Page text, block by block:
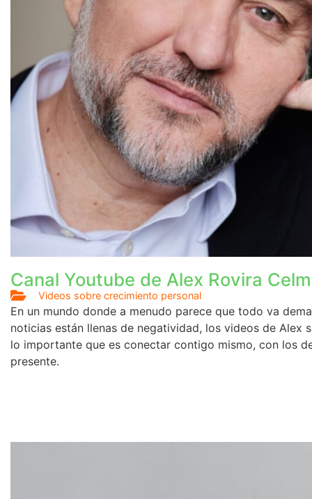
Canal Youtube de Alex Rovira
Videos sobre crecimiento personal
En un mundo donde a menudo parece que todo va
noticias están llenas de negatividad, los videos de Alex
lo importante que es conectar contigo mismo, con los
presente.